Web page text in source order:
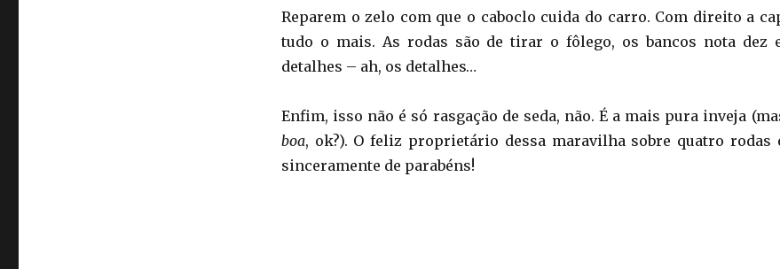
Reparem o zelo com que o caboclo cuida do carro. Com direito a
tudo o mais. As rodas são de tirar o fôlego, os bancos nota dez
detalhes – ah, os detalhes…
Enfim, isso não é só rasgação de seda, não. É a mais pura inveja
boa, ok?). O feliz proprietário dessa maravilha sobre quatro rodas
sinceramente de parabéns!